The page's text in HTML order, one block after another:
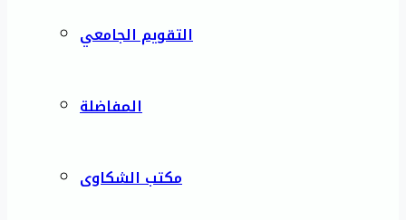
التقويم الجامعي
المفاضلة
مكتب الشكاوى